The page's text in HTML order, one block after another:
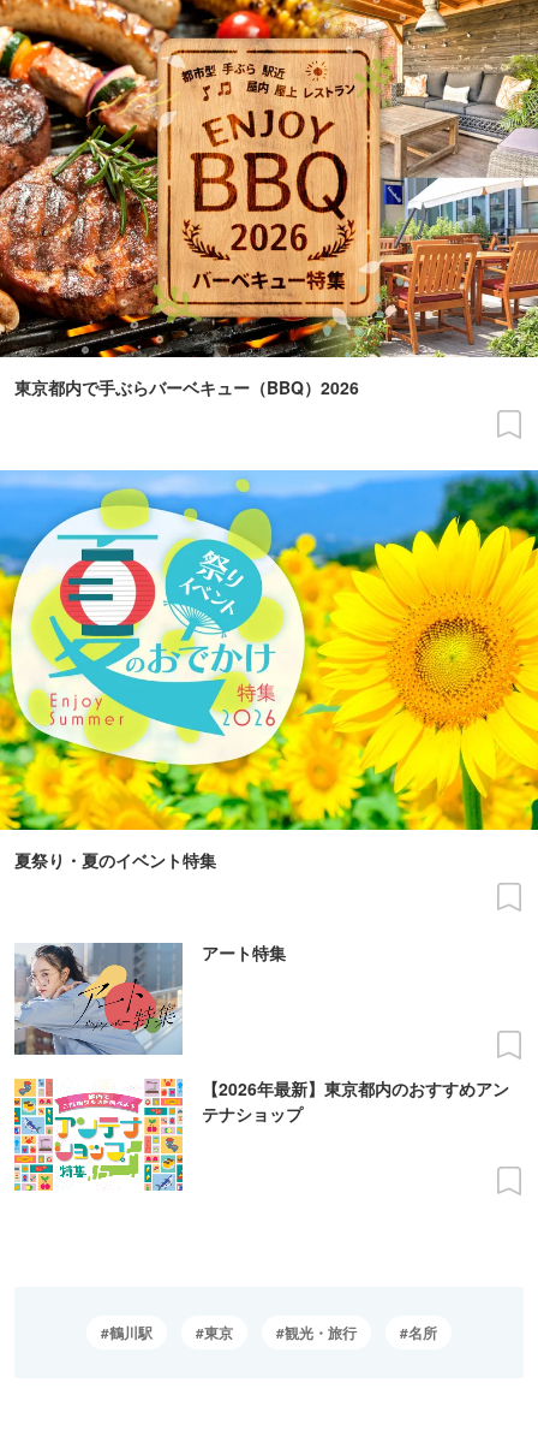
東京都内で手ぶらバーベキュー（BBQ）2026
夏祭り・夏のイベント特集
アート特集
【2026年最新】東京都内のおすすめアン
テナショップ
鶴川駅 東京 観光・旅行 名所